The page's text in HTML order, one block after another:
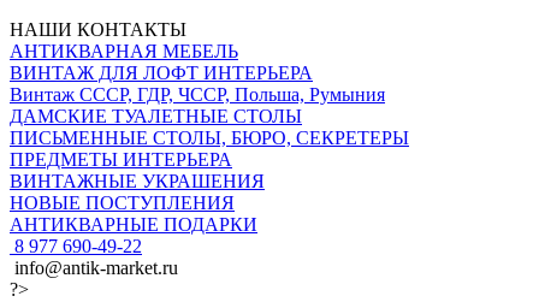
НАШИ КОНТАКТЫ
АНТИКВАРНАЯ МЕБЕЛЬ
ВИНТАЖ ДЛЯ ЛОФТ ИНТЕРЬЕРА
Винтаж СССР, ГДР, ЧССР, Польша, Румыния
ДАМСКИЕ ТУАЛЕТНЫЕ СТОЛЫ
ПИСЬМЕННЫЕ СТОЛЫ, БЮРО, СЕКРЕТЕРЫ
ПРЕДМЕТЫ ИНТЕРЬЕРА
ВИНТАЖНЫЕ УКРАШЕНИЯ
НОВЫЕ ПОСТУПЛЕНИЯ
АНТИКВАРНЫЕ ПОДАРКИ
8 977 690-49-22
info@antik-market.ru
?>